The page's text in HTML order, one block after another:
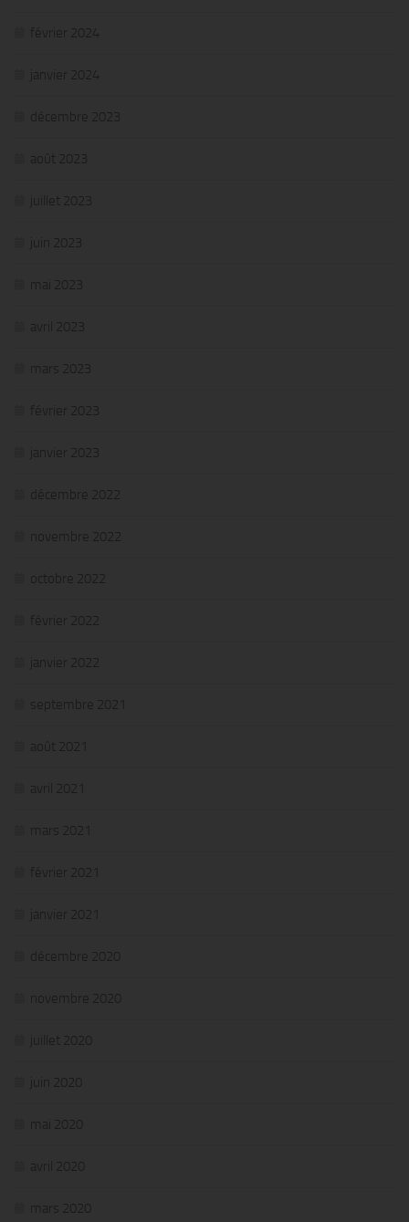
février 2024
janvier 2024
décembre 2023
août 2023
juillet 2023
juin 2023
mai 2023
avril 2023
mars 2023
février 2023
janvier 2023
décembre 2022
novembre 2022
octobre 2022
février 2022
janvier 2022
septembre 2021
août 2021
avril 2021
mars 2021
février 2021
janvier 2021
décembre 2020
novembre 2020
juillet 2020
juin 2020
mai 2020
avril 2020
mars 2020